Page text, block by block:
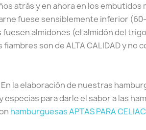
atrás y en ahora en los embutidos
fuese sensiblemente inferior
almidones (el almidón del
son de ALTA CALIDAD y no
En la elaboración de nuestras
especias para darle el sabor a las
hamburguesas APTAS PARA